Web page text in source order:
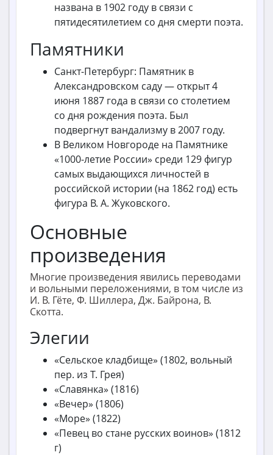
названа в 1902 году в связи с
пятидесятилетием со дня смерти поэта.
Памятники
Санкт-Петербург: Памятник в
Александровском саду — открыт 4
июня 1887 года в связи со столетием
со дня рождения поэта. Был
подвергнут вандализму в 2007 году.
В Великом Новгороде на Памятнике
«1000-летие России» среди 129 фигур
самых выдающихся личностей в
российской истории (на 1862 год) есть
фигура В. А. Жуковского.
Основные
произведения
Многие произведения явились переводами
и вольными переложениями, в том числе из
И. В. Гёте, Ф. Шиллера, Дж. Байрона, В.
Скотта.
Элегии
«Сельское кладбище» (1802, вольный
пер. из Т. Грея)
«Славянка» (1816)
«Вечер» (1806)
«Море» (1822)
«Певец во стане русских воинов» (1812
г)